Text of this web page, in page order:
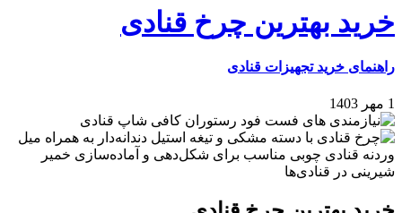
خرید بهترین چرخ قنادی
راهنمای خرید تجهیزات قنادی
1 مهر 1403